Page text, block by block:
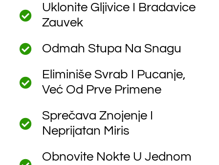
Uklonite Gljivice I Bradavice
Zauvek
Odmah Stupa Na Snagu
Eliminiše Svrab I Pucanje,
Već Od Prve Primene
Sprečava Znojenje I
Neprijatan Miris
Obnovite Nokte U Jednom